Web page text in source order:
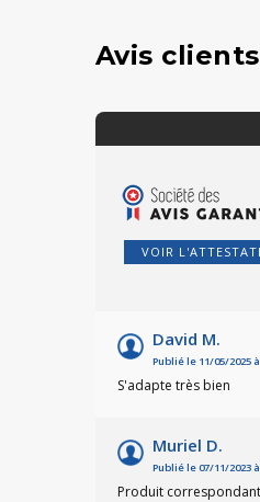
Avis clients
VOIR
David M.
Publié le 11/05/2025
S'adapte très bien
Muriel D.
Publié le 07/11/2023
Produit